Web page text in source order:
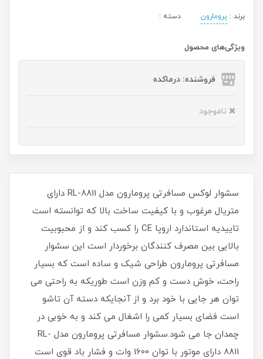
برند : پرومارون دسته :
ویژگی‌های محصول
فروشنده: درماکده
ناموجود
سشوار لوکس مسافرتی پرومارون مدل RL-8811 دارای
متریال مرغوب و با کیفیت ساخت بالا که توانسته است
تاییدیه استاندارد اروپا CE را کسب کند و از محبوبیت
بالایی بین مصرف کنندگان برخوردار است این سشوار
مسافرتی پرومارون طراحی شیک و ساده است که بسیار
راحت، خوش دست و کم وزن است طوریکه به راحتی می
توان هر جایی با خود برد و از آنجایکه دسته آن تاشو
است فضای بسیار کمی را اشغال می کند و به خوبی در
چمدان جا می شود.سشوار مسافرتی پرومارون مدل RL-
8811 دارای موتور با توان 1600 وات و فشار باد قوی است